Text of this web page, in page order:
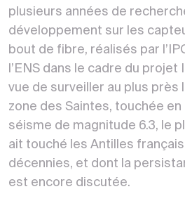
plusieurs années de
développement sur les
bout de fibre, réalisés par
l’ENS dans le cadre du projet
vue de surveiller au plus près
zone des Saintes, touchée
séisme de magnitude 6.3, le
ait touché les Antilles
décennies, et dont la
est encore discutée.